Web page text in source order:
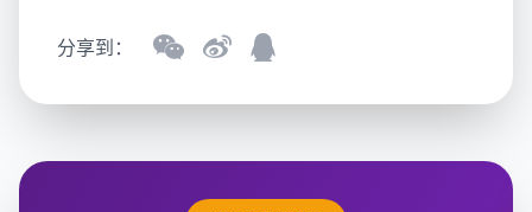
分享到：